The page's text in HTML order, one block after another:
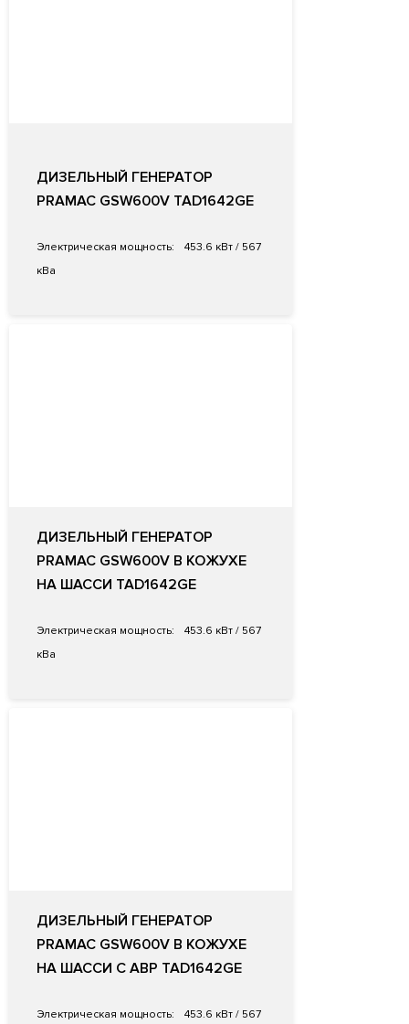
ДИЗЕЛЬНЫЙ ГЕНЕРАТОР
PRAMAC GSW600V TAD1642GE
Электрическая мощность:
453.6 кВт / 567
кВа
ДИЗЕЛЬНЫЙ ГЕНЕРАТОР
PRAMAC GSW600V В КОЖУХЕ
НА ШАССИ TAD1642GE
Электрическая мощность:
453.6 кВт / 567
кВа
ДИЗЕЛЬНЫЙ ГЕНЕРАТОР
PRAMAC GSW600V В КОЖУХЕ
НА ШАССИ С АВР TAD1642GE
Электрическая мощность: 453.6 кВт / 567